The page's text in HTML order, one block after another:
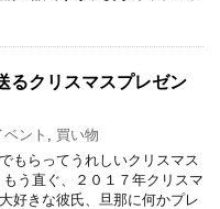
るクリスマスプレゼン
ベント
買い物
もらってうれしいクリスマス
う直ぐ、２０１７年クリスマ
好きな彼氏、旦那に何かプレ